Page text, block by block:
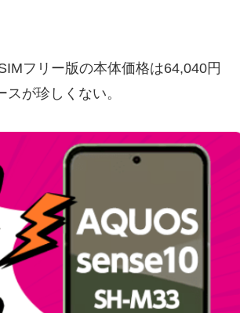
フリー版の本体価格は64,040円
が珍しくない。